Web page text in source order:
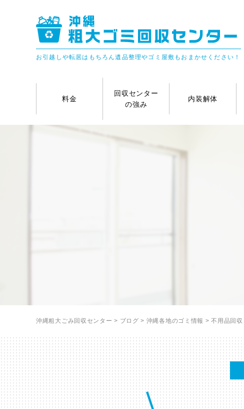
お引越しや転居はもちろん遺品整理やゴミ屋敷もおまかせください！
料金
回収センター
の強み
内装解体
沖縄粗大ごみ回収センター > ブログ > 沖縄各地のゴミ情報 >不用品回収